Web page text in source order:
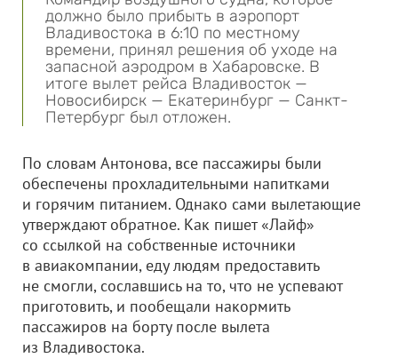
должно было прибыть в аэропорт
Владивостока в 6:10 по местному
времени, принял решения об уходе на
запасной аэродром в Хабаровске. В
итоге вылет рейса Владивосток —
Новосибирск — Екатеринбург — Санкт-
Петербург был отложен.
По словам Антонова, все пассажиры были
обеспечены прохладительными напитками
и горячим питанием. Однако сами вылетающие
утверждают обратное. Как пишет «Лайф»
со ссылкой на собственные источники
в авиакомпании, еду людям предоставить
не смогли, сославшись на то, что не успевают
приготовить, и пообещали накормить
пассажиров на борту после вылета
из Владивостока.